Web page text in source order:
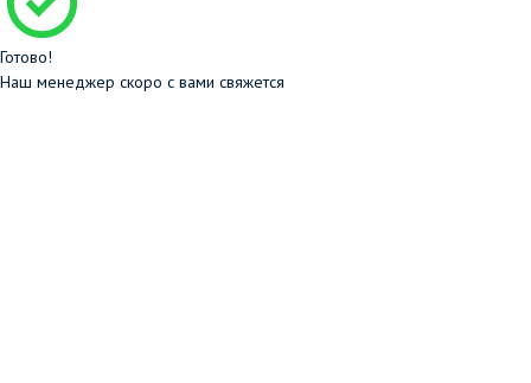
Готово!
Наш менеджер скоро с вами свяжется